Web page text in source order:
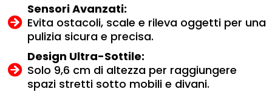
Sensori Avanzati:
Evita ostacoli, scale e rileva oggetti per una
pulizia sicura e precisa.
Design Ultra-Sottile:
Solo 9,6 cm di altezza per raggiungere
spazi stretti sotto mobili e divani.